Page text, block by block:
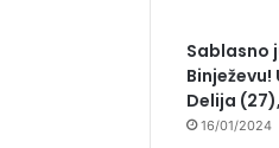
Sablasno
Delija
16/01/2024